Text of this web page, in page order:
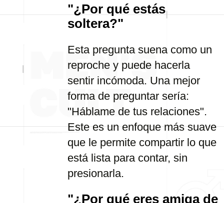
"¿Por qué estás
soltera?"
Esta pregunta suena como un
reproche y puede hacerla
sentir incómoda. Una mejor
forma de preguntar sería:
"Háblame de tus relaciones".
Este es un enfoque más suave
que le permite compartir lo que
está lista para contar, sin
presionarla.
"¿Por qué eres amiga de